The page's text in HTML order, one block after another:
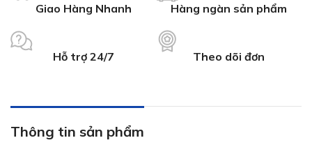
Giao Hàng Nhanh Hàng ngàn sản phẩm
Hỗ trợ 24/7 Theo dõi đơn
Thông tin sản phẩm